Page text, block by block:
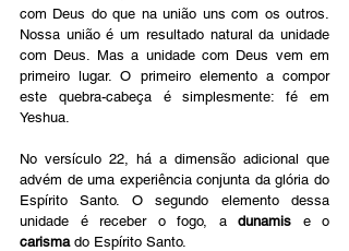
com Deus do que na união uns com os outros.
Nossa união é um resultado natural da unidade
com Deus. Mas a unidade com Deus vem em
primeiro lugar. O primeiro elemento a compor
este quebra-cabeça é simplesmente: fé em
Yeshua.
No versículo 22, há a dimensão adicional que
advém de uma experiência conjunta da glória do
Espírito Santo. O segundo elemento dessa
unidade é receber o fogo, a dunamis
carisma do Espírito Santo.